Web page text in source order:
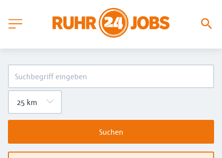
Suchen